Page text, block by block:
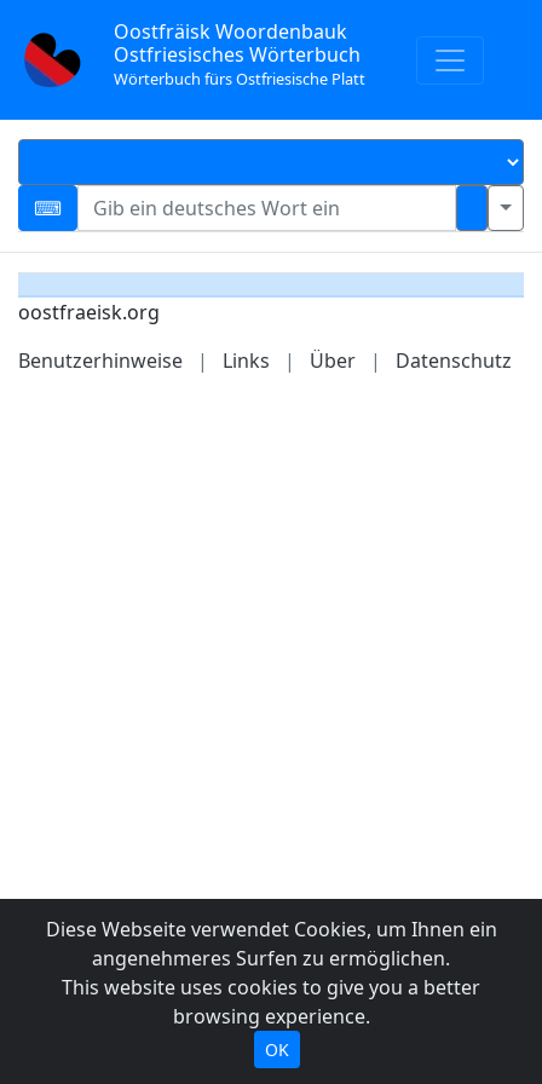
Oostfräisk Woordenbauk
Ostfriesisches Wörterbuch
Wörterbuch fürs Ostfriesische Platt
oostfraeisk.org
Benutzerhinweise
| Links | Über | Datenschutz
Diese Webseite verwendet Cookies, um Ihnen ein
angenehmeres Surfen zu ermöglichen.
This website uses cookies to give you a better
browsing experience.
OK